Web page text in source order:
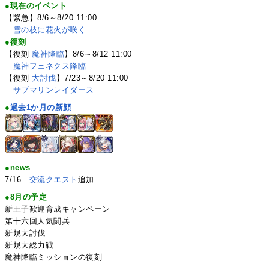
●現在のイベント
【緊急】8/6～8/20 11:00
雪の枝に花火が咲く
●復刻
【復刻 魔神降臨】8/6～8/12 11:00
魔神フェネクス降臨
【復刻 大討伐】7/23～8/20 11:00
サブマリンレイダース
●過去1か月の新顔
●news
7/16 交流クエスト 追加
●8月の予定
新王子歓迎育成キャンペーン
第十六回人気闘兵
新規大討伐
新規大総力戦
魔神降臨ミッションの復刻